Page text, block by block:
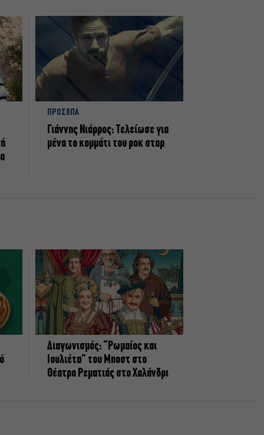
ΠΡΟΣΩΠΑ
Γιάννης Νιάρρος: Τελείωσε για
μένα το κομμάτι του ροκ σταρ
Διαγωνισμός: “Ρωμαίος και
Ιουλιέτα” του Μποστ στο
Θέατρο Ρεματιάς στο Χαλάνδρι